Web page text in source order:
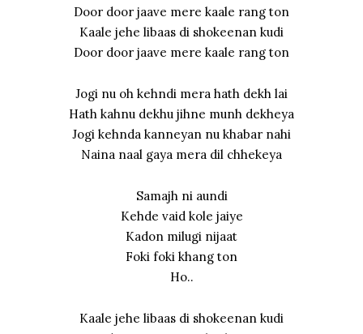
Door door jaave mere kaale rang ton
Kaale jehe libaas di shokeenan kudi
Door door jaave mere kaale rang ton
Jogi nu oh kehndi mera hath dekh lai
Hath kahnu dekhu jihne munh dekheya
Jogi kehnda kanneyan nu khabar nahi
Naina naal gaya mera dil chhekeya
Samajh ni aundi
Kehde vaid kole jaiye
Kadon milugi nijaat
Foki foki khang ton
Ho..
Kaale jehe libaas di shokeenan kudi